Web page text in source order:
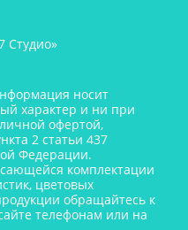
Студио»
носит
характер и ни при
офертой,
2 статьи 437
Федерации.
комплектации
цветовых
обращайтесь к
телефонам или на